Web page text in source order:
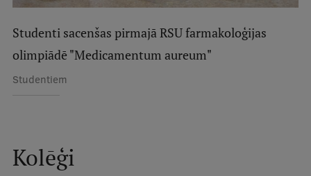
Praktiska informācija
Studentu dzīve
Studenti sacenšas pirmajā RSU farmakoloģijas
olimpiādē "Medicamentum aureum"
Studentiem
Kolēģi